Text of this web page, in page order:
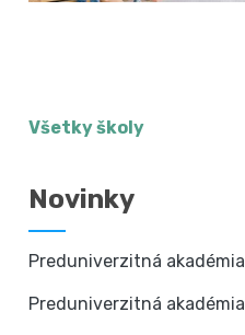
Všetky školy
Novinky
Preduniverzitná
Preduniverzitná